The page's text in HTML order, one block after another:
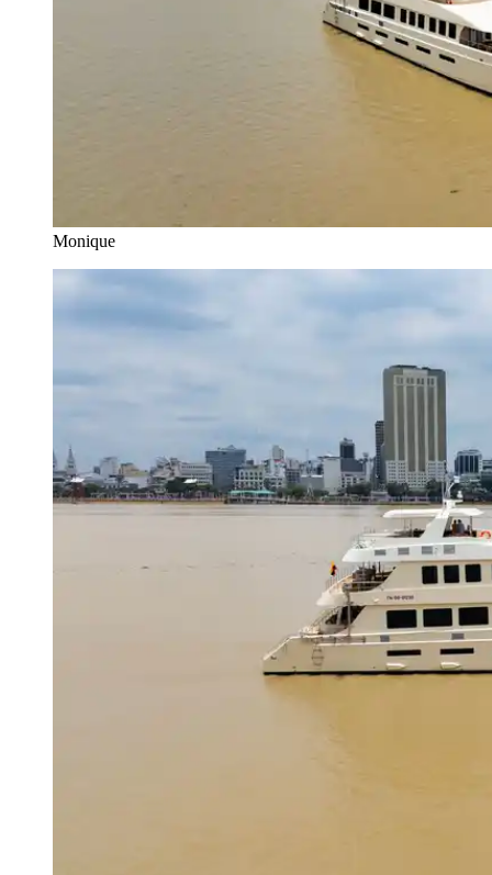
Monique